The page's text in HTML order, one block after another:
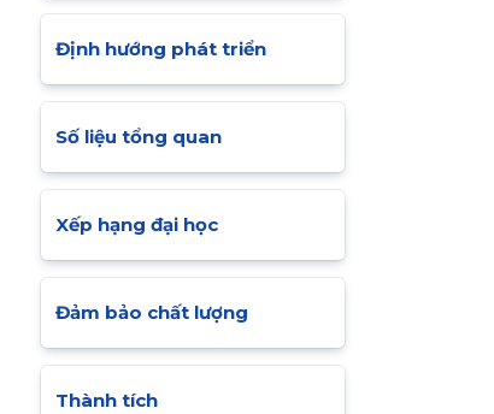
Định hướng phát triển
Số liệu tổng quan
Xếp hạng đại học
Đảm bảo chất lượng
Thành tích